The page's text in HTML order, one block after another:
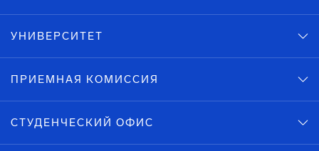
УНИВЕРСИТЕТ
ПРИЕМНАЯ КОМИССИЯ
СТУДЕНЧЕСКИЙ ОФИС